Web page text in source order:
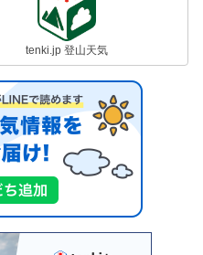
tenki.jp 登山天気